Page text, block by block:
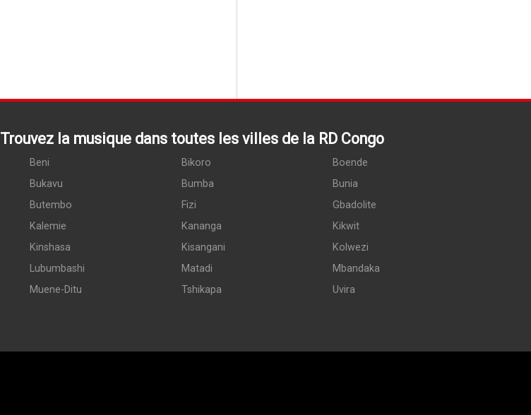
Trouvez la musique dans toutes les villes de la RD Congo
Beni Bikoro
Boende
Bukavu Bumba
Bunia
Butembo Fizi
Gbadolite
Kalemie Kananga
Kikwit
Kinshasa Kisangani
Kolwezi
Lubumbashi Matadi
Mbandaka
Muene-Ditu Tshikapa
Uvira